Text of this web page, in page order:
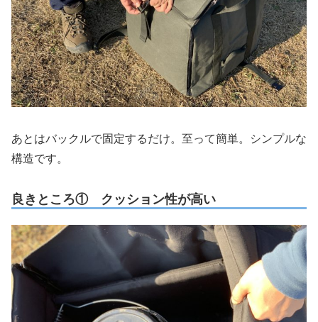
あとはバックルで固定するだけ。至って簡単。シンプルな
構造です。
良きところ① クッション性が高い